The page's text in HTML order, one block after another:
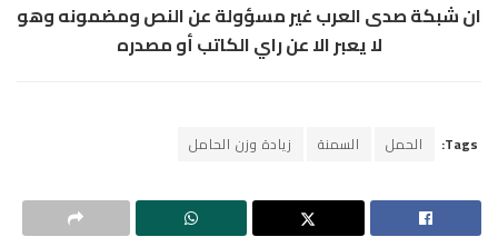
ان شبكة صدى العرب غير مسؤولة عن النص ومضمونه وهو
لا يعبر الا عن راي الكاتب أو مصدره
Tags: الحمل السمنة زيادة وزن الحامل